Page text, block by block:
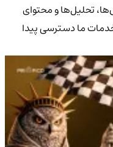
تحلیل‌ها و محتوای
ما دسترسی پیدا